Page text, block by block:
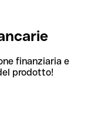
finanziaria e
prodotto!